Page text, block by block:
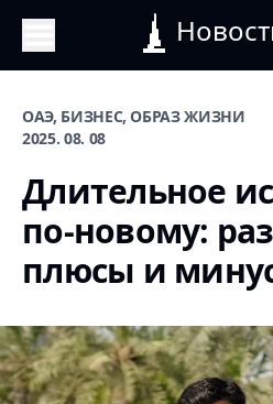
ОАЭ, БИЗНЕС, ОБРАЗ ЖИЗНИ
2025. 08. 08
Длительное
по-новому:
плюсы и